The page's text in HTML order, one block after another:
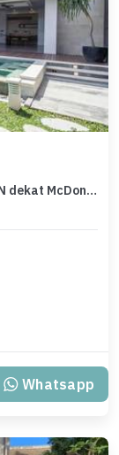
Villa MURAH di UNUD JIMBARAN AMBENGAN dekat McDonalds KFC
Whatsapp